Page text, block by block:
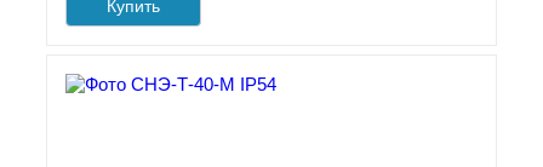
Купить